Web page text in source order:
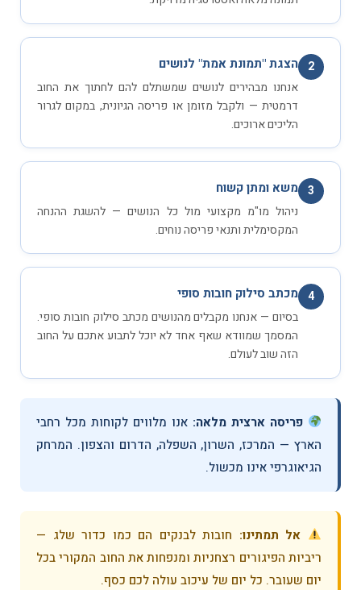
2 הצגת "תמונת אמת" לנושים
אנחנו מבהירים לנושים שמשתלם להם לחתוך את החוב
דרמטית — ולקבל מזומן או פריסה הגיונית, במקום לגרור
הליכים ארוכים.
3 משא ומתן קשוח
ניהול מו"מ מקצועי מול כל הנושים — להשגת ההנחה
המקסימלית ותנאי פריסה נוחים.
4 מכתב סילוק חובות סופי
בסיום — אנחנו מקבלים מהנושים מכתב סילוק חובות סופי.
המסמך שמוודא שאף אחד לא יוכל לתבוע אתכם על החוב
הזה שוב לעולם.
פריסה ארצית מלאה: אנו מלווים לקוחות מכל רחבי
הארץ — המרכז, השרון, השפלה, הדרום והצפון. המרחק
הגיאוגרפי אינו מכשול.
אל תמתינו: חובות לבנקים הם כמו כדור שלג —
ריביות הפיגורים רצחניות ומנפחות את החוב המקורי בכל
יום שעובר. כל יום של עיכוב עולה לכם כסף.